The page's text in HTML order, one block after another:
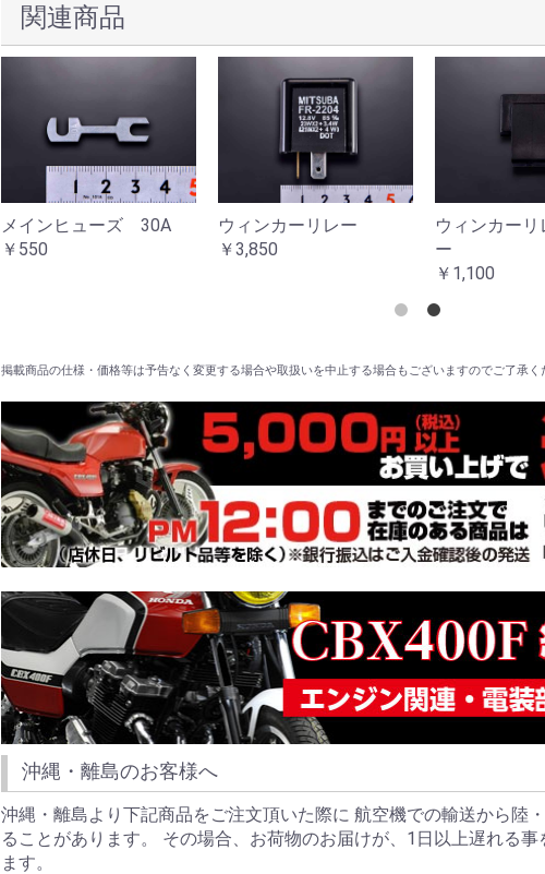
お買い物を続ける
関連商品
メインヒューズ 30A
￥550
ウィンカーリレー
￥3,850
ウィンカー
ー
￥1,100
掲載商品の仕様・価格等は予告なく変更する場合や取扱いを中止する場合もございますのでご了承く
沖縄・離島のお客様へ
沖縄・離島より下記商品をご注文頂いた際に 航空機での輸送から陸
ることがあります。 その場合、お荷物のお届けが、1日以上遅れる
ます。